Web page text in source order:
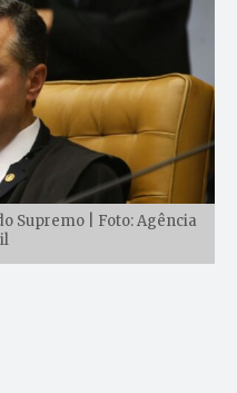
Supremo | Foto: Agência